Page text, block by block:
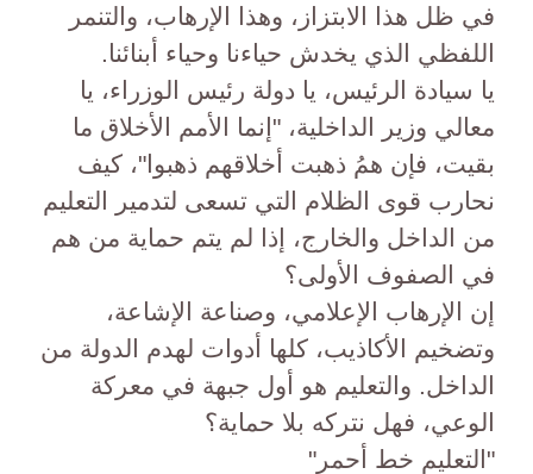
في ظل هذا الابتزاز، وهذا الإرهاب، والتنمر
اللفظي الذي يخدش حياءنا وحياء أبنائنا.
يا سيادة الرئيس، يا دولة رئيس الوزراء، يا
معالي وزير الداخلية، "إنما الأمم الأخلاق ما
بقيت، فإن همُ ذهبت أخلاقهم ذهبوا"، كيف
نحارب قوى الظلام التي تسعى لتدمير التعليم
من الداخل والخارج، إذا لم يتم حماية من هم
في الصفوف الأولى؟
إن الإرهاب الإعلامي، وصناعة الإشاعة،
وتضخيم الأكاذيب، كلها أدوات لهدم الدولة من
الداخل. والتعليم هو أول جبهة في معركة
الوعي، فهل نتركه بلا حماية؟
"التعليم خط أحمر"